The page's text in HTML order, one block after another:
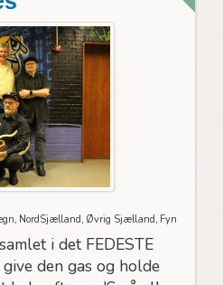
NordSjælland, Øvrig Sjælland, Fyn
i det FEDESTE
den gas og holde